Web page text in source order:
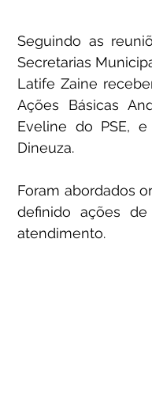
Seguindo as
Secretarias
Latife Zaine
Ações Básicas
Eveline do PSE,
Dineuza.
Foram abordados
definido ações
atendimento.